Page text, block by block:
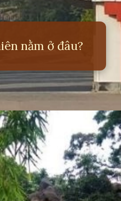
nằm ở đâu?
lich-su-chua-tay-thien